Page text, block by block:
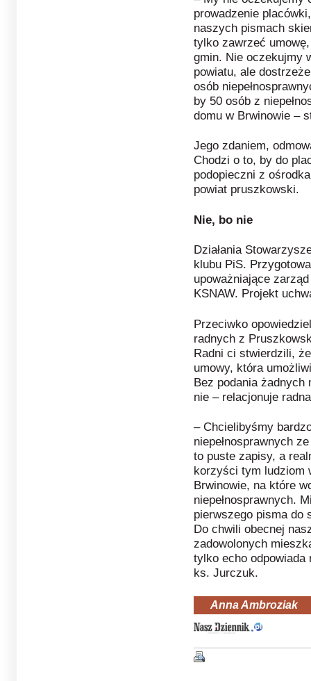
prowadzenie
naszych pismach
tylko zawrzeć
gmin. Nie oczekujmy
powiatu, ale
osób
by 50 osób z
domu w Brwinowie –
Jego zdaniem,
Chodzi o to, by do
podopieczni z
powiat pruszkowski.
Nie, bo nie
Działania
klubu PiS.
upoważniające
KSNAW. Projekt
Przeciwko
radnych z
Radni ci stwierdzili,
umowy, która
Bez podania żadnych
nie – relacjonuje
– Chcielibyśmy
niepełnosprawnych
to puste zapisy, a
korzyści tym ludziom
Brwinowie, na które
niepełnosprawnych.
pierwszego pisma do
Do chwili obecnej
zadowolonych
tylko echo odpowiada
ks. Jurczuk.
Anna Ambroziak